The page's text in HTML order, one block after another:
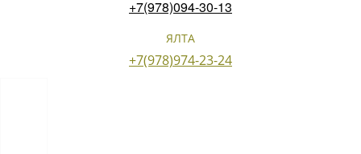
+7(978)094-30-13
ЯЛТА
+7(978)974-23-24